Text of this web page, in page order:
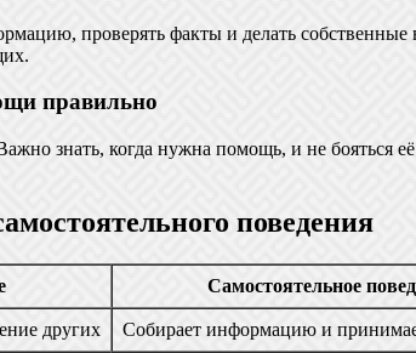
проверять факты и делать
правильно
знать, когда нужна помощь, и не бояться
поведения
Самостоятельное
других Собирает информацию и